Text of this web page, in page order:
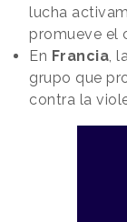
lucha
promueve el
En Francia ,
grupo que
contra la